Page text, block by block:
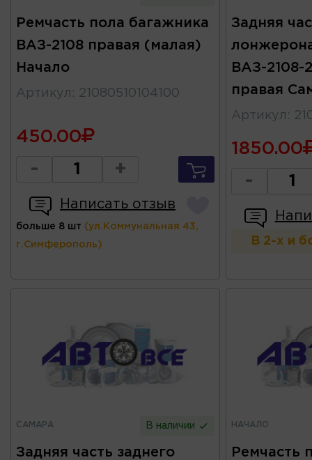
Ремчасть пола багажника
ВАЗ-2108 правая (малая)
Начало
Артикул : 21080510104100
450.00
- +
Написать отзыв
больше 8 шт (ул.Коммунальная 43,
г.Симферополь)
Задняя
ВАЗ-2108-
правая
Артикул :
1850.00
-
В 2-х и
САМАРА В наличии
Задняя часть заднего
НАЧАЛО
Ремчасть